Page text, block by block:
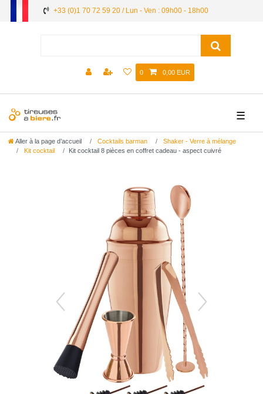
+33 (0)1 70 72 59 20 / Lun - Ven : 09h00 - 18h00
0 0,00 EUR
☰
Aller à la page d’accueil Cocktails barman
Shaker - Verre à mélange
Kit cocktail
Kit cocktail 8 pièces en coffret cadeau - aspect cuivré